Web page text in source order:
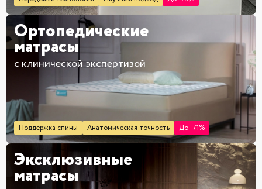
Ортопедические
матрасы
с клинической экспертизой
Поддержка спины Анатомическая точность До -71%
Эксклюзивные
матрасы